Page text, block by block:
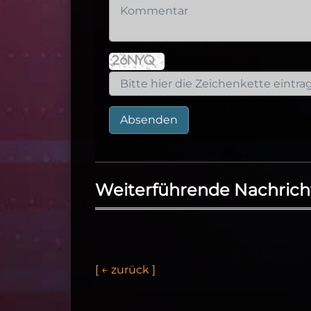
Absenden
Weiterführende
[ ← zurück ]